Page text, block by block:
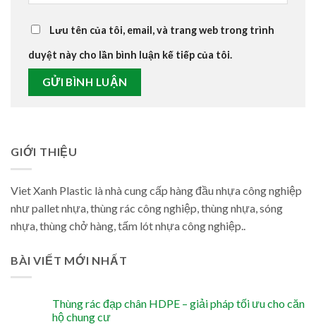
Lưu tên của tôi, email, và trang web trong trình
duyệt này cho lần bình luận kế tiếp của tôi.
GIỚI THIỆU
Viet Xanh Plastic là nhà cung cấp hàng đầu nhựa công nghiệp
như pallet nhựa, thùng rác công nghiệp, thùng nhựa, sóng
nhựa, thùng chở hàng, tấm lót nhựa công nghiệp..
BÀI VIẾT MỚI NHẤT
Thùng rác đạp chân HDPE – giải pháp tối ưu cho căn
hộ chung cư